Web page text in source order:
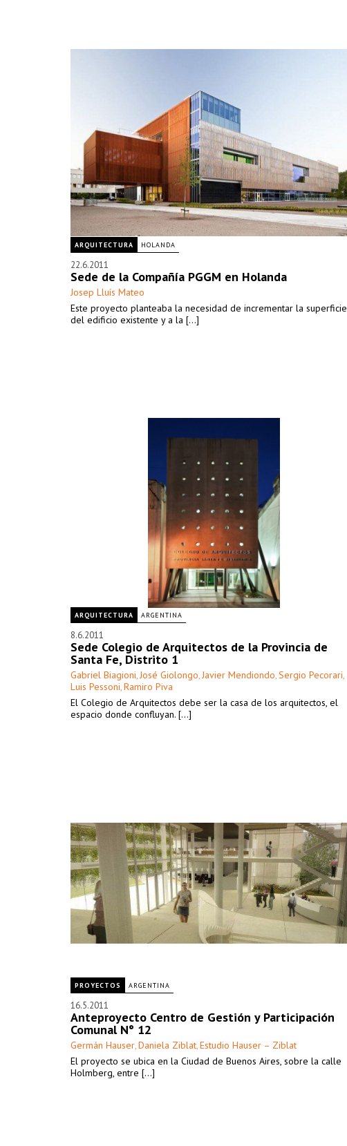
ARQUITECTURA HOLANDA
22.6.2011
Sede de la Compañía PGGM en Holanda
Josep Lluís Mateo
Este proyecto planteaba la necesidad de incrementar la superficie
del edificio existente y a la [...]
ARQUITECTURA ARGENTINA
8.6.2011
Sede Colegio de Arquitectos de la Provincia de
Santa Fe, Distrito 1
Gabriel Biagioni, José Giolongo, Javier Mendiondo, Sergio Pecorari,
Luis Pessoni, Ramiro Piva
El Colegio de Arquitectos debe ser la casa de los arquitectos, el
espacio donde confluyan. [...]
PROYECTOS ARGENTINA
16.5.2011
Anteproyecto Centro de Gestión y Participación
Comunal N° 12
Germán Hauser, Daniela Ziblat, Estudio Hauser – Ziblat
El proyecto se ubica en la Ciudad de Buenos Aires, sobre la calle
Holmberg, entre [...]